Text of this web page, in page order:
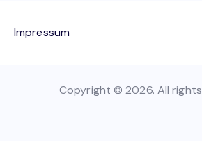
Impressum
Copyright © 2026. All